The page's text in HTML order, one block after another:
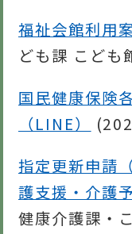
福祉会館利用
ども課 こど
国民健康保険
（LINE）
(
指定更新申請
護支援・介護
健康介護課・